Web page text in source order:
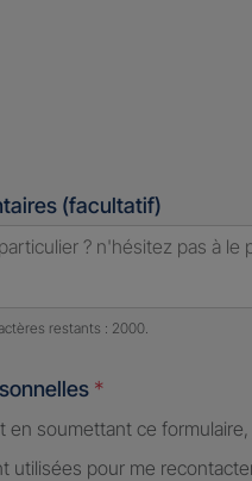
(facultatif)
restants : 2000
restants : 2000.
*
en soumettant ce
utilisées pour me